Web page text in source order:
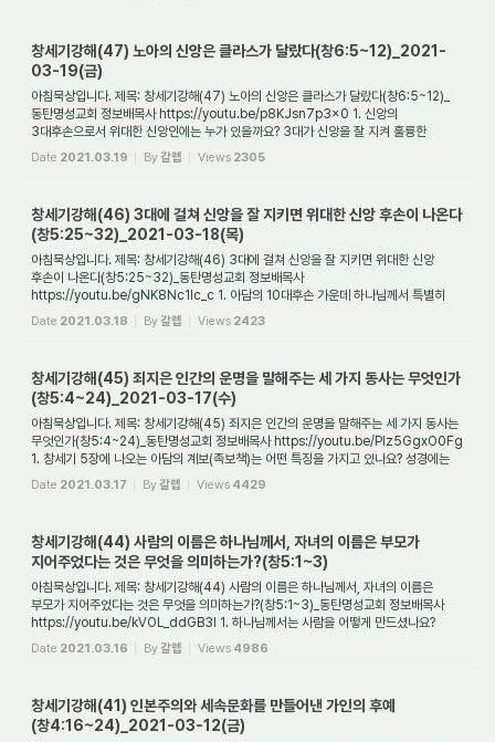
창세기강해(47) 노아의 신앙은 클라스가 달랐다(창6:5~12)_2021-
03-19(금)
아침묵상입니다. 제목: 창세기강해(47) 노아의 신앙은 클라스가 달랐다(창6:5~12)_
동탄명성교회 정보배목사 https://youtu.be/p8KJsn7p3x0 1. 신앙의
3대후손으로서 위대한 신앙인에는 누가 있을까요? 3대가 신앙을 잘 지켜 훌륭한
신앙인을 배출한 믿음의 사...
Date 2021.03.19 By갈렙 Views 2305
창세기강해(46) 3대에 걸쳐 신앙을 잘 지키면 위대한 신앙 후손이 나온다
(창5:25~32)_2021-03-18(목)
아침묵상입니다. 제목: 창세기강해(46) 3대에 걸쳐 신앙을 잘 지키면 위대한 신앙
후손이 나온다(창5:25~32)_동탄명성교회 정보배목사
https://youtu.be/gNK8Nc1lc_c 1. 아담의 10대후손 가운데 하나님께서 특별히
언급한 사람은 누구인가요? 아담의 10대후손 ...
Date 2021.03.18 By갈렙 Views 2423
창세기강해(45) 죄지은 인간의 운명을 말해주는 세 가지 동사는 무엇인가
(창5:4~24)_2021-03-17(수)
아침묵상입니다. 제목: 창세기강해(45) 죄지은 인간의 운명을 말해주는 세 가지 동사는
무엇인가(창5:4~24)_동탄명성교회 정보배목사 https://youtu.be/PIz5GgxO0Fg
1. 창세기 5장에 나오는 아담의 계보(족보책)는 어떤 특징을 가지고 있나요? 성경에는
여러 ...
Date 2021.03.17 By갈렙 Views 4429
창세기강해(44) 사람의 이름은 하나님께서, 자녀의 이름은 부모가
지어주었다는 것은 무엇을 의미하는가?(창5:1~3)
아침묵상입니다. 제목: 창세기강해(44) 사람의 이름은 하나님께서, 자녀의 이름은
부모가 지어주었다는 것은 무엇을 의미하는가?(창5:1~3)_동탄명성교회 정보배목사
https://youtu.be/kVOL_ddGB3I 1. 하나님께서는 사람을 어떻게 만드셨나요?
하나님께서는 사...
Date 2021.03.16 By갈렙 Views 4986
창세기강해(41) 인본주의와 세속문화를 만들어낸 가인의 후예
(창4:16~24)_2021-03-12(금)